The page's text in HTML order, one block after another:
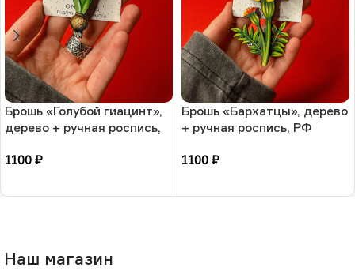
Брошь «Голубой гиацинт»,
дерево + ручная роспись,
1100 ₽
Брошь «Бархатцы», дерево
+ ручная роспись, РФ
1100 ₽
Наш магазин